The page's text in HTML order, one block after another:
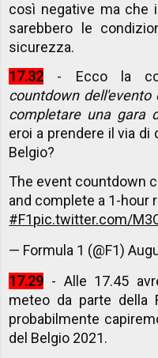
così negative ma che
sarebbero le
sicurezza.
17.32 - Ecco la
countdown
completare una gara
eroi a prendere il via di
Belgio?
The event countdown
and complete a 1-hour
#F1pic.twitter.com/
— Formula 1 (@F1)
17.29 - Alle 17.45
meteo da parte della
probabilmente
del Belgio 2021.